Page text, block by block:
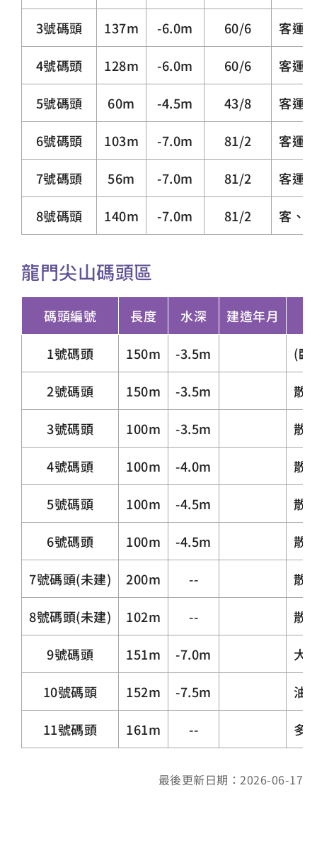
3號碼頭 137m -6.0m 60/6 客運
4號碼頭 128m -6.0m 60/6 客運
5號碼頭 60m -4.5m 43/8 客運
6號碼頭 103m -7.0m 81/2 客運
7號碼頭 56m -7.0m 81/2 客運
8號碼頭 140m -7.0m 81/2 客、
龍門尖山碼頭區
碼頭編號 長度 水深 建造年月
1號碼頭 150m -3.5m (臨
2號碼頭 150m -3.5m 散
3號碼頭 100m -3.5m 散
4號碼頭 100m -4.0m 散
5號碼頭 100m -4.5m 散
6號碼頭 100m -4.5m 散
7號碼頭(未建) 200m -- 散
8號碼頭(未建) 102m -- 散
9號碼頭 151m -7.0m 大
10號碼頭 152m -7.5m 油
11號碼頭 161m -- 多
最後更新日期：2026-06-17